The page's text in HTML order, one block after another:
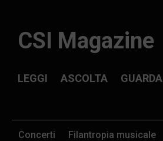
CSI Magazine
ASCOLTA GUARDA
LEGGI
Concerti Filantropia musicale